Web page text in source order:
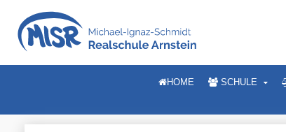
HOME SCHULE